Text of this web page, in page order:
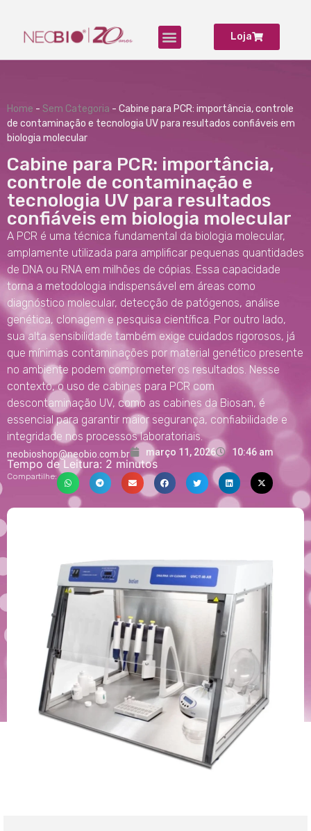
Loja
Home - Sem Categoria - Cabine para PCR: importância, controle
de contaminação e tecnologia UV para resultados confiáveis em
biologia molecular
Cabine para PCR: importância,
controle de contaminação e
tecnologia UV para resultados
confiáveis em biologia molecular
A PCR é uma técnica fundamental da biologia molecular,
amplamente utilizada para amplificar pequenas quantidades
de DNA ou RNA em milhões de cópias. Essa capacidade
torna a metodologia indispensável em áreas como
diagnóstico molecular, detecção de patógenos, análise
genética, clonagem e pesquisa científica. Por outro lado,
sua alta sensibilidade também exige cuidados rigorosos, já
que mínimas contaminações por material genético presente
no ambiente podem comprometer os resultados. Nesse
contexto, o uso de cabines para PCR com
descontaminação UV, como as cabines da Biosan, é
essencial para garantir maior segurança, confiabilidade e
integridade nos processos laboratoriais.
neobioshop@neobio.com.br março 11, 2026 10:46 am
Tempo de Leitura: 2 minutos
Compartilhe: